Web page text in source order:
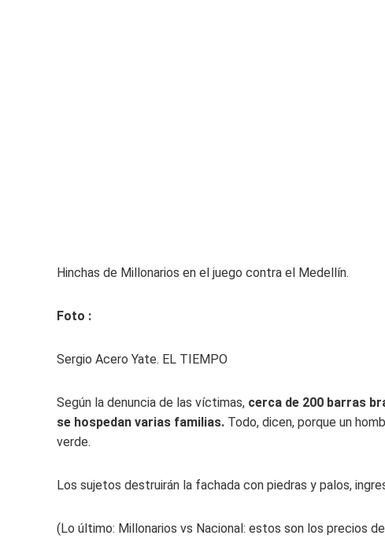
Hinchas de Millonarios en el juego contra el Medellín.
Foto :
Sergio Acero Yate. EL TIEMPO
Según la denuncia de las víctimas, cerca de 200 barras
se hospedan varias familias. Todo, dicen, porque un
verde.
Los sujetos destruirán la fachada con piedras y palos,
(Lo último: Millonarios vs Nacional: estos son los precios